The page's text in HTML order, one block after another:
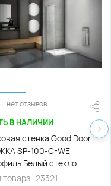
нет отзывов
В НАЛИЧИИ
стенка Good Door
SP-100-C-WE
Белый стекло
товара 23321